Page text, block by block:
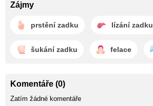
Zájmy
prstění zadku lízání zadku
šukání zadku felace
Komentáře (0)
Zatím žádné komentáře